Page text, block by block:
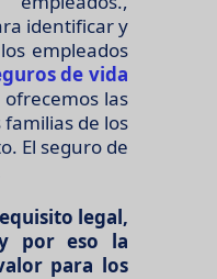
identificar y
empleados
de vida
las
de los
El seguro de
legal,
por eso la
para los